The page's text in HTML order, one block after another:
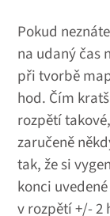
Pokud
na udaný čas
při tvorbě
hod. Čím
rozpětí
zaručeně
tak, že si
konci
v rozpětí +/- 2